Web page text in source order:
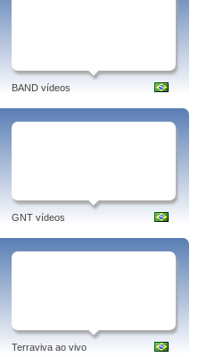
BAND vídeos
GNT vídeos
Terraviva ao vivo